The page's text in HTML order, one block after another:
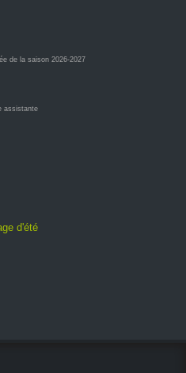
de la saison 2026-2027
assistante
d'été